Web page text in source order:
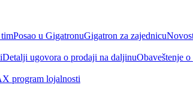
Posao u GigatronuGigatron za zajednicu
Detalji ugovora o prodaji na daljinuObaveštenje
program lojalnosti